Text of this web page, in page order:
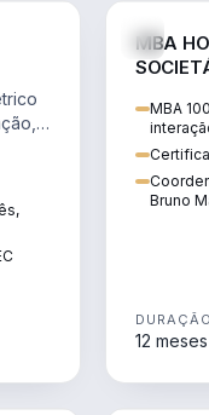
MBA
MBA
Bruno
DURAÇÃO
12 meses